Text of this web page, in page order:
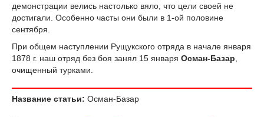
демонстрации велись настолько вяло, что цели своей не
достигали. Особенно часты они были в 1-ой половине
сентября.
При общем наступлении Рущукского отряда в начале января
1878 г. наш отряд без боя занял 15 января Осман-Базар,
очищенный турками.
Название статьи: Осман-Базар